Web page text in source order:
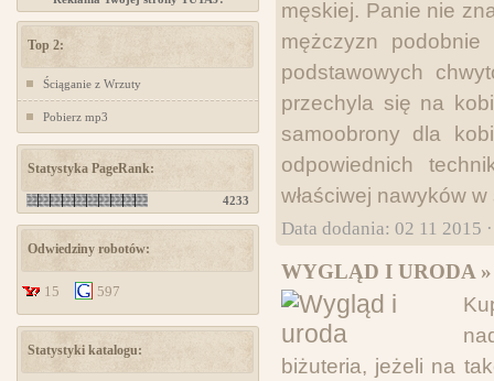
Top 2:
Ściąganie z Wrzuty
Pobierz mp3
Statystyka PageRank:
4233
Odwiedziny robotów:
15 597
Statystyki katalogu:
męskiej. Panie nie
mężczyzn
podstawowych
przechyla się na
samoobrony dla
odpowiednich
właściwej nawyków
Data dodania: 02 11 2015
WYGLĄD I URODA »
biżuteria, jeżeli na